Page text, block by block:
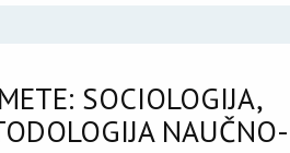
SOCIOLOGIJA,
NAUČNO-